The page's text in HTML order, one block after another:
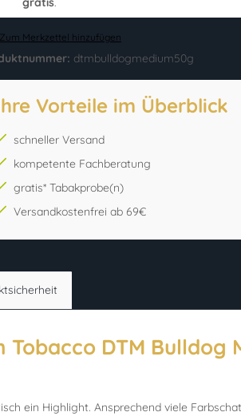
Zum Merkzettel hinzufügen
dtmbulldogmedium50g
Vorteile im Überblick
schneller Versand
kompetente Fachberatung
gratis* Tabakprobe(n)
Versandkostenfrei ab 69€
DTM Bulldog
ein Highlight. Ansprechend viele